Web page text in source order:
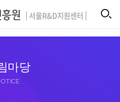
마당